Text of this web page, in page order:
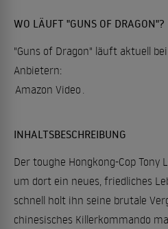
WO LÄUFT "GUNS OF DRAGON"?
"Guns of Dragon" läuft aktuell
Anbietern:
Amazon Video .
INHALTSBESCHREIBUNG
Der toughe Hongkong-Cop Tony
um dort ein neues, friedliches
schnell holt ihn seine brutale
chinesisches Killerkommando